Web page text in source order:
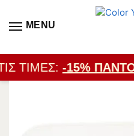
MENU
ΤΙΜΈΣ:-15%